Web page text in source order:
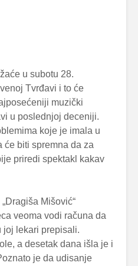
u subotu 28.
Tvrđavi i to će
muzički
u poslednjoj deceniji.
koje je imala u
će biti spremna da za
priredi spektakl kakav
Mišović“
veoma vodi računa da
joj lekari prepisali.
a desetak dana išla je i
je da udisanje